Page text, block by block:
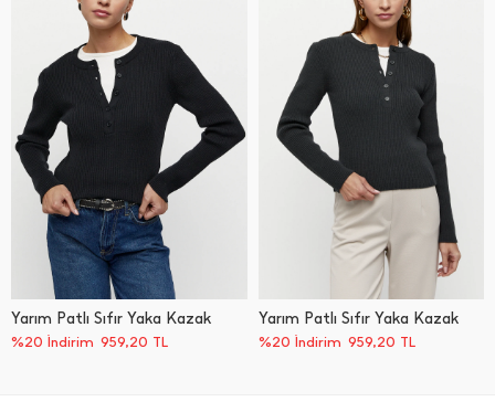
Yarım Patlı Sıfır Yaka Kazak
%20 İndirim 959,20 TL
Yarım Patlı Sıfır Yaka Kazak
%20 İndirim 959,20 TL